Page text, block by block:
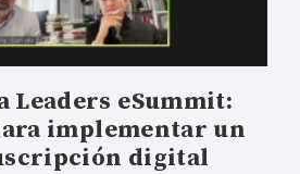
Leaders eSummit:
implementar un
digital